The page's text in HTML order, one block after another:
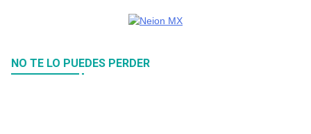
NO TE LO PUEDES PERDER